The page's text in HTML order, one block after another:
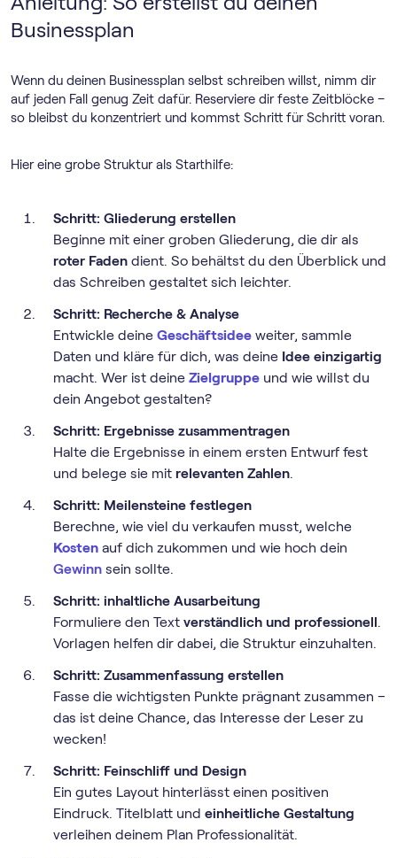
Businessplan
Wenn du deinen Businessplan selbst schreiben willst, nimm dir
auf jeden Fall genug Zeit dafür. Reserviere dir feste Zeitblöcke –
so bleibst du konzentriert und kommst Schritt für Schritt voran.
Hier eine grobe Struktur als Starthilfe:
Schritt: Gliederung erstellen
Beginne mit einer groben Gliederung, die dir als
roter Faden dient. So behältst du den Überblick und
das Schreiben gestaltet sich leichter.
Schritt: Recherche & Analyse
Entwickle deine Geschäftsidee weiter, sammle
Daten und kläre für dich, was deine Idee einzigartig
macht. Wer ist deine Zielgruppe und wie willst du
dein Angebot gestalten?
Schritt: Ergebnisse zusammentragen
Halte die Ergebnisse in einem ersten Entwurf fest
und belege sie mit relevanten Zahlen.
Schritt: Meilensteine festlegen
Berechne, wie viel du verkaufen musst, welche
Kosten auf dich zukommen und wie hoch dein
Gewinn sein sollte.
Schritt: inhaltliche Ausarbeitung
Formuliere den Text verständlich und professionell.
Vorlagen helfen dir dabei, die Struktur einzuhalten.
Schritt: Zusammenfassung erstellen
Fasse die wichtigsten Punkte prägnant zusammen –
das ist deine Chance, das Interesse der Leser zu
wecken!
Schritt: Feinschliff und Design
Ein gutes Layout hinterlässt einen positiven
Eindruck. Titelblatt und einheitliche Gestaltung
verleihen deinem Plan Professionalität.